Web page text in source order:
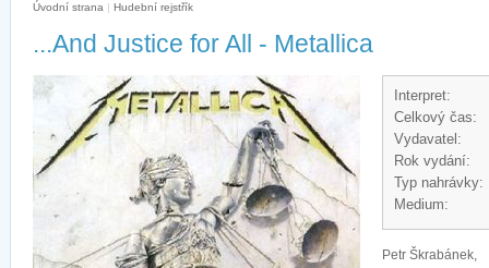
Úvodní strana | Hudební rejstřík
...And Justice for All - Metallica
Interpret:
Celkový čas:
Vydavatel:
Rok vydání:
Typ nahrávky:
Medium:
Petr Škrabánek,